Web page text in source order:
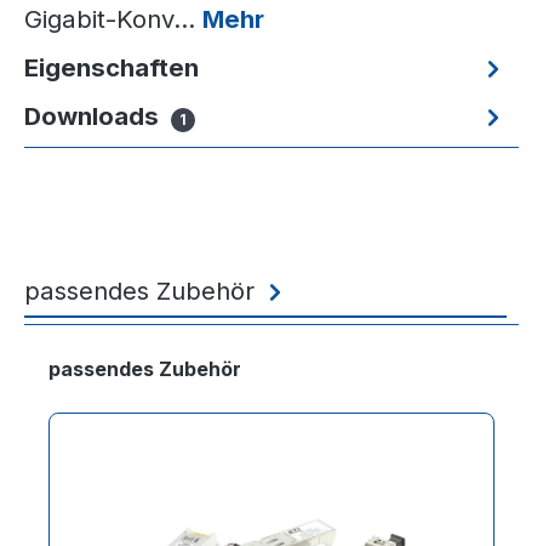
Gigabit-Konv… Mehr
Eigenschaften
Downloads
1
passendes Zubehör
Produktgalerie überspringen
passendes Zubehör